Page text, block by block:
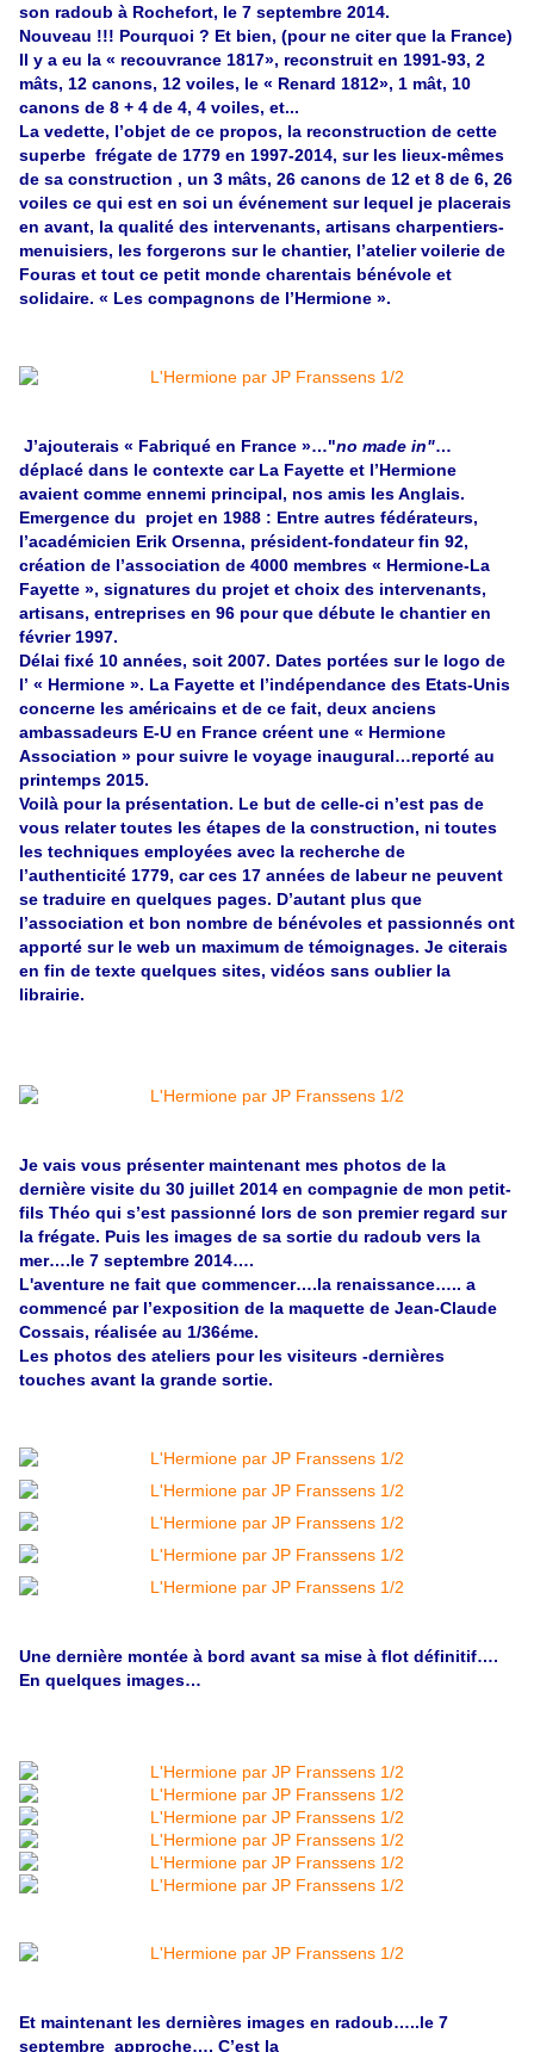
son radoub à Rochefort, le 7 septembre 2014.
Nouveau !!! Pourquoi ? Et bien, (pour ne citer que la France)
Il y a eu la « recouvrance 1817», reconstruit en 1991-93, 2
mâts, 12 canons, 12 voiles, le « Renard 1812», 1 mât, 10
canons de 8 + 4 de 4, 4 voiles, et...
La vedette, l’objet de ce propos, la reconstruction de cette
superbe frégate de 1779 en 1997-2014, sur les lieux-mêmes
de sa construction , un 3 mâts, 26 canons de 12 et 8 de 6, 26
voiles ce qui est en soi un événement sur lequel je placerais
en avant, la qualité des intervenants, artisans charpentiers-
menuisiers, les forgerons sur le chantier, l’atelier voilerie de
Fouras et tout ce petit monde charentais bénévole et
solidaire. « Les compagnons de l’Hermione ».
J’ajouterais « Fabriqué en France »…"no made in"…
déplacé dans le contexte car La Fayette et l’Hermione
avaient comme ennemi principal, nos amis les Anglais.
Emergence du projet en 1988 : Entre autres fédérateurs,
l’académicien Erik Orsenna, président-fondateur fin 92,
création de l’association de 4000 membres « Hermione-La
Fayette », signatures du projet et choix des intervenants,
artisans, entreprises en 96 pour que débute le chantier en
février 1997.
Délai fixé 10 années, soit 2007. Dates portées sur le logo de
l’ « Hermione ». La Fayette et l’indépendance des Etats-Unis
concerne les américains et de ce fait, deux anciens
ambassadeurs E-U en France créent une « Hermione
Association » pour suivre le voyage inaugural…reporté au
printemps 2015.
Voilà pour la présentation. Le but de celle-ci n’est pas de
vous relater toutes les étapes de la construction, ni toutes
les techniques employées avec la recherche de
l’authenticité 1779, car ces 17 années de labeur ne peuvent
se traduire en quelques pages. D’autant plus que
l’association et bon nombre de bénévoles et passionnés ont
apporté sur le web un maximum de témoignages. Je citerais
en fin de texte quelques sites, vidéos sans oublier la
librairie.
Je vais vous présenter maintenant mes photos de la
dernière visite du 30 juillet 2014 en compagnie de mon petit-
fils Théo qui s’est passionné lors de son premier regard sur
la frégate. Puis les images de sa sortie du radoub vers la
mer….le 7 septembre 2014….
L'aventure ne fait que commencer….la renaissance….. a
commencé par l’exposition de la maquette de Jean-Claude
Cossais, réalisée au 1/36éme.
Les photos des ateliers pour les visiteurs -dernières
touches avant la grande sortie.
Une dernière montée à bord avant sa mise à flot définitif….
En quelques images…
Et maintenant les dernières images en radoub…..le 7
septembre approche…. C’est la